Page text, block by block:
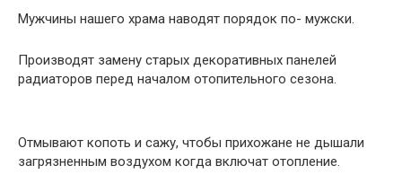
Мужчины нашего храма наводят порядок по- мужски.
Производят замену старых декоративных панелей
радиаторов перед началом отопительного сезона.
Отмывают копоть и сажу, чтобы прихожане не дышали
загрязненным воздухом когда включат отопление.